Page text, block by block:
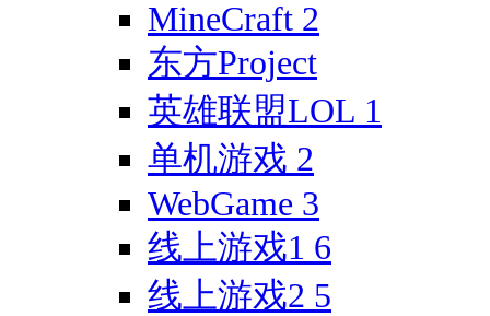
MineCraft 2
东方Project
英雄联盟LOL 1
单机游戏 2
WebGame 3
线上游戏1 6
线上游戏2 5